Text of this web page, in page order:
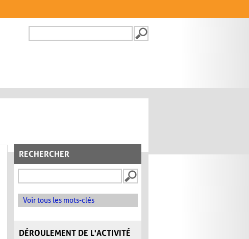
FORMULAIRE DE
RECHERCHER
Voir tous les mots-clés
DÉROULEMENT DE L'ACTIVITÉ